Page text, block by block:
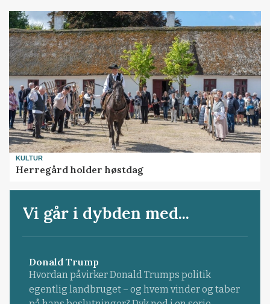
KULTUR
Herregård holder høstdag
Vi går i dybden med...
Donald Trump
Hvordan påvirker Donald Trumps politik
egentlig landbruget – og hvem vinder og taber